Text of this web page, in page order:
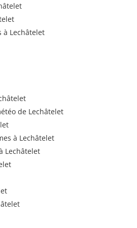
à Lechâtelet
de Lechâtelet
à Lechâtelet
Lechâtelet